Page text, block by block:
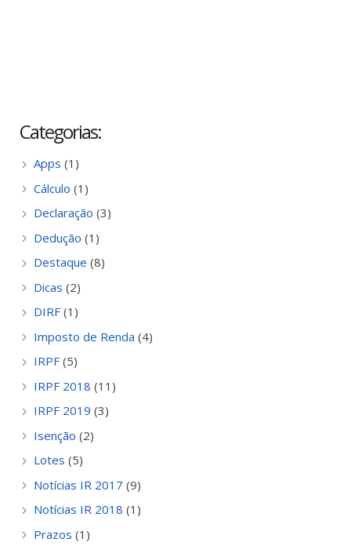
Categorias:
Apps (1)
Cálculo (1)
Declaração (3)
Dedução (1)
Destaque (8)
Dicas (2)
DIRF (1)
Imposto de Renda (4)
IRPF (5)
IRPF 2018 (11)
IRPF 2019 (3)
Isenção (2)
Lotes (5)
Notícias IR 2017 (9)
Notícias IR 2018 (1)
Prazos (1)